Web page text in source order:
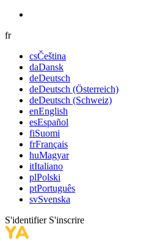
fr
csČeština
daDansk
deDeutsch
deDeutsch (Österreich)
deDeutsch (Schweiz)
enEnglish
esEspañol
fiSuomi
frFrançais
huMagyar
itItaliano
plPolski
ptPortuguês
svSvenska
S'identifier S'inscrire